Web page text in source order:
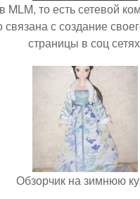
MLM, то есть сетевой
с создание
страницы в соц
Обзорчик на зимнюю